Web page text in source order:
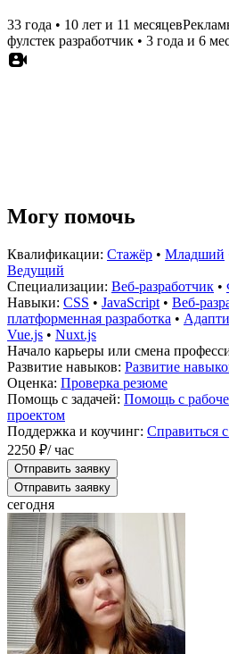
33 года • 10 лет и 11 месяцев
фулстек разработчик • 3 года и 6
Могу помочь
Квалификации: Стажёр • Младший
Ведущий
Специализации: Веб-разработчик •
Навыки: CSS • JavaScript • Веб-
платформенная разработка •
Vue.js • Nuxt.js
Начало карьеры или смена
Развитие навыков: Развитие
Оценка: Проверка резюме
Помощь с задачей: Помощь с
проектом
Поддержка и коучинг: Справиться
2250 ₽/ час
Отправить заявку
Отправить заявку
сегодня